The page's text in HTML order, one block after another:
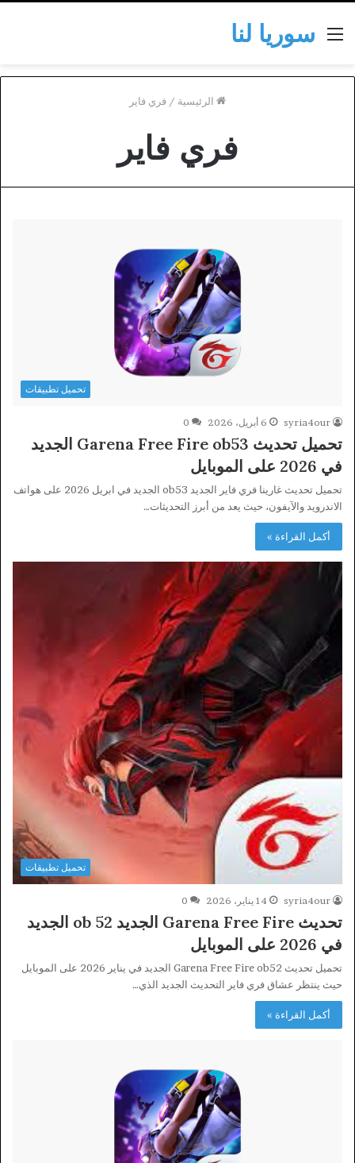
سوريا لناالقائمة
الرئيسية / فري فاير
فري فاير
تحميل تطبيقات
syria4our 6 أبريل، 2026 0
تحميل تحديث Garena Free Fire ob53 الجديد
في 2026 على الموبايل
تحميل تحديث غارينا فري فاير الجديد ob53 الجديد في ابريل 2026 على هواتف
الاندرويد والآيفون، حيث يعد من أبرز التحديثات…
أكمل القراءة »
تحميل تطبيقات
syria4our 14 يناير، 2026 0
تحديث Garena Free Fire الجديد ob 52 الجديد
في 2026 على الموبايل
تحميل تحديث Garena Free Fire ob52 الجديد في يناير 2026 على الموبايل
حيث ينتظر عشاق فري فاير التحديث الجديد الذي…
أكمل القراءة »